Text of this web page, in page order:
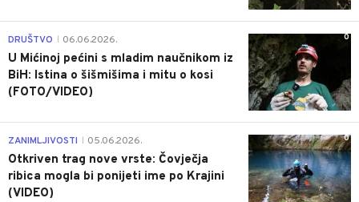
0
DRUŠTVO 06.06.2026.
U Mićinoj pećini s mladim naučnikom iz
BiH: Istina o šišmišima i mitu o kosi
(FOTO/VIDEO)
0
ZANIMLJIVOSTI 05.06.2026.
Otkriven trag nove vrste: Čovječja
ribica mogla bi ponijeti ime po Krajini
(VIDEO)